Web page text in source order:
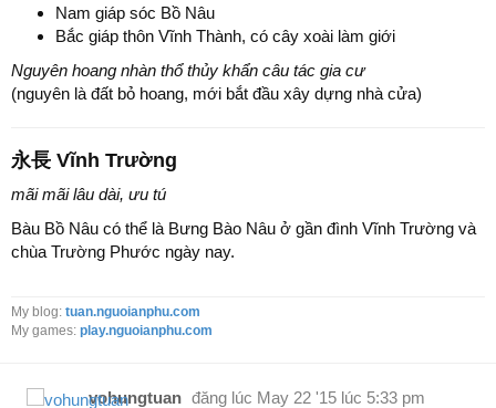
Nam giáp sóc Bồ Nâu
Bắc giáp thôn Vĩnh Thành, có cây xoài làm giới
Nguyên hoang nhàn thổ thủy khẩn câu tác gia cư
(nguyên là đất bỏ hoang, mới bắt đầu xây dựng nhà cửa)
永長 Vĩnh Trường
mãi mãi lâu dài, ưu tú
Bàu Bồ Nâu có thể là Bưng Bào Nâu ở gần đình Vĩnh Trường và
chùa Trường Phước ngày nay.
My blog: tuan.nguoianphu.com
My games: play.nguoianphu.com
vohungtuan đăng lúc May 22 '15 lúc 5:33 pm